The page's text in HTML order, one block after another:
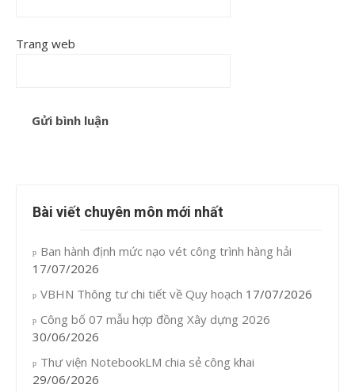
Trang web
Bài viết chuyên môn mới nhất
Ban hành định mức nạo vét công trình hàng hải
17/07/2026
VBHN Thông tư chi tiết về Quy hoạch 17/07/2026
Công bố 07 mẫu hợp đồng Xây dựng 2026
30/06/2026
Thư viện NotebookLM chia sẻ công khai
29/06/2026